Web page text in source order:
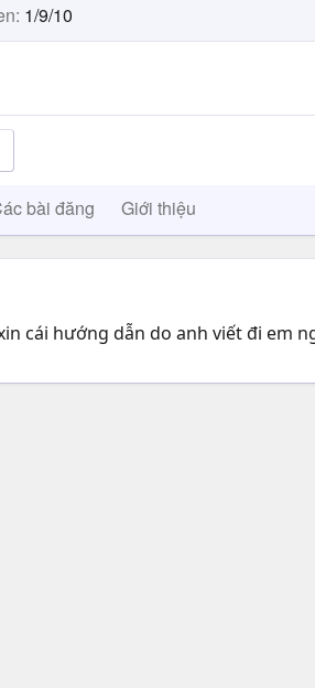
1/9/10
bài đăng Giới thiệu
cái hướng dẫn do anh viết đi em